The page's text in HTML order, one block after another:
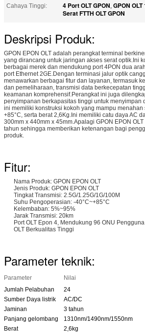
Cahaya Tinggi:
4 Port OLT GPON, GPON OLT
Serat FTTH OLT GPON
Deskripsi Produk:
GPON EPON OLT adalah perangkat terminal
yang dirancang untuk jaringan akses serat optik.Ini
berbagai merek dan mendukung port 4PON dua
port Ethernet 2GE.Dengan terminasi jalur optik
menawarkan berbagai fitur dan layanan, termasuk
dan pemeliharaan, transmisi data berkecepatan
keamanan komprehensif.Perangkat ini juga
penyimpanan berkapasitas tinggi untuk menyimpan
ini memiliki konstruksi kokoh yang mampu menahan
+85°C, serta berat 2,6Kg.Ini memiliki catu daya AC
300mm x 440mm x 45mm.Apalagi GPON EPON
tahun sehingga memberikan ketenangan bagi
produk.
Fitur:
Nama Produk: GPON EPON OLT
Jenis Produk: GPON EPON OLT
Tingkat Transmisi: 2.5G/1.25G/1G/100M
Suhu Pengoperasian: -40°C~+85°C
Kelembaban: 5%~95%
Jarak Transmisi: 20km
Port OLT Epon 4, Mendukung 96 ONU Pengguna
OLT Berkualitas Tinggi
Parameter teknik:
Parameter
Nilai
Jumlah Pelabuhan
24
Sumber Daya listrik
AC/DC
Jaminan
3 tahun
Panjang gelombang
1310nm/1490nm/1550nm
Berat
2,6kg